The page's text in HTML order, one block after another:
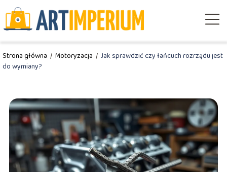
Strona główna / Motoryzacja / Jak sprawdzić czy łańcuch rozrządu jest
do wymiany?